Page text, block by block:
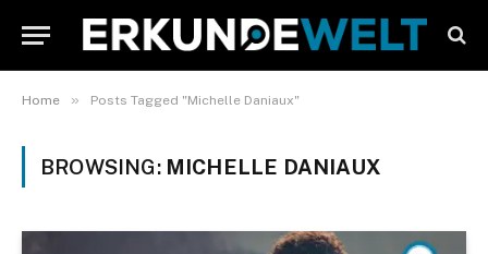
Home » Posts Tagged "Michelle Daniaux"
BROWSING: MICHELLE DANIAUX